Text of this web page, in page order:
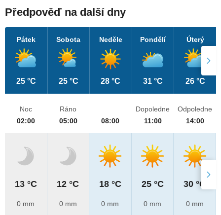
Předpověď na další dny
Pátek
25 °C
Sobota
25 °C
Neděle
28 °C
Pondělí
31 °C
Úterý
26 °C
Noc
02:00
13 °C
0 mm
Ráno
05:00
12 °C
0 mm
08:00
18 °C
0 mm
Dopoledne
11:00
25 °C
0 mm
Odpoledne
14:00
30 °C
0 mm